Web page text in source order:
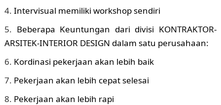
Intervisual memiliki workshop sendiri
Beberapa Keuntungan dari divisi KONTRAKTOR-
ARSITEK-INTERIOR DESIGN dalam satu perusahaan:
Kordinasi pekerjaan akan lebih baik
Pekerjaan akan lebih cepat selesai
Pekerjaan akan lebih rapi